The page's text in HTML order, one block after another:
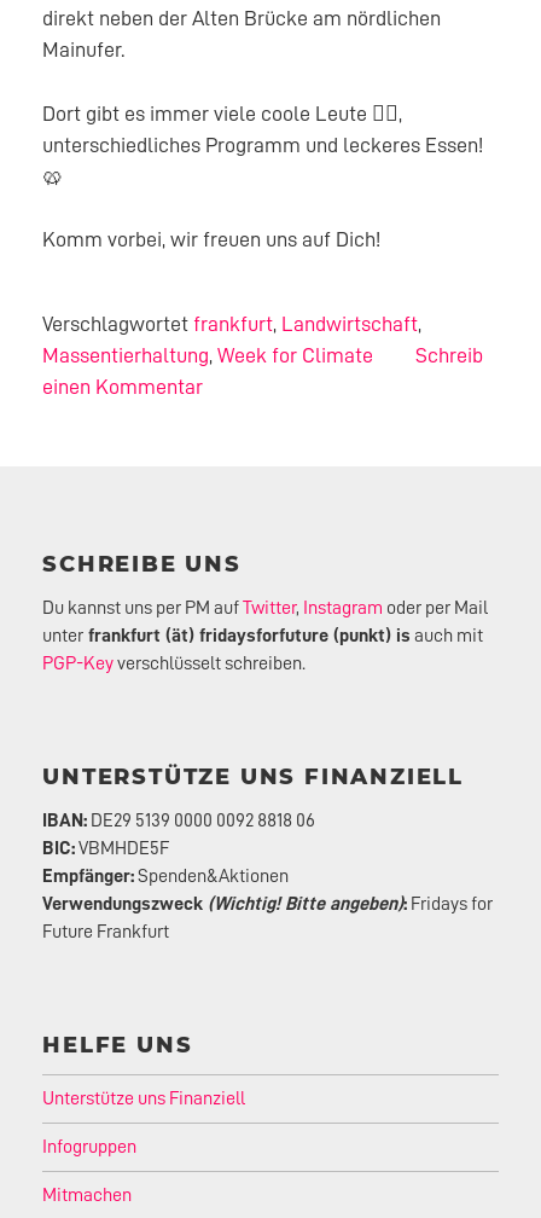
direkt neben der Alten Brücke am nördlichen
Mainufer.
Dort gibt es immer viele coole Leute 🙋‍♀,
unterschiedliches Programm und leckeres Essen!
🥨
Komm vorbei, wir freuen uns auf Dich!
Verschlagwortet frankfurt, Landwirtschaft,
Massentierhaltung,Week for Climate
Schreib
einen Kommentar
SCHREIBE UNS
Du kannst uns per PM aufTwitter, Instagram oder per Mail
unter frankfurt (ät) fridaysforfuture (punkt) is auch mit
PGP-Keyverschlüsselt schreiben.
UNTERSTÜTZE UNS FINANZIELL
IBAN: DE29 5139 0000 0092 8818 06
BIC:VBMHDE5F
Empfänger:Spenden&Aktionen
Verwendungszweck (Wichtig! Bitte angeben): Fridays for
Future Frankfurt
HELFE UNS
Unterstütze uns Finanziell
Infogruppen
Mitmachen